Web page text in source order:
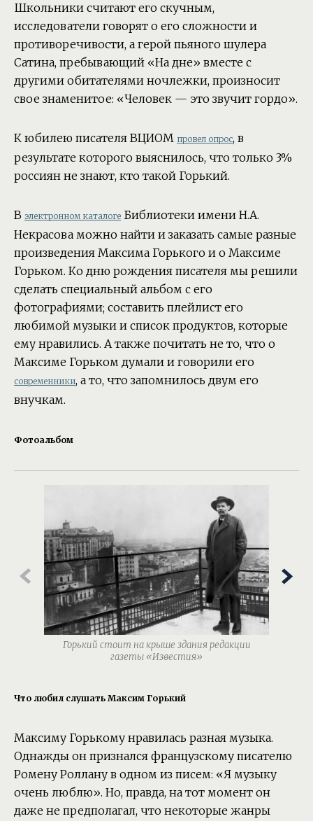
Школьники считают его скучным,
исследователи говорят о его сложности и
противоречивости, а герой пьяного шулера
Сатина, пребывающий «На дне» вместе с
другими обитателями ночлежки, произносит
свое знаменитое: «Человек — это звучит гордо».
К юбилею писателя ВЦИОМ провел опрос, в
результате которого выяснилось, что только 3%
россиян не знают, кто такой Горький.
В электронном каталоге Библиотеки имени Н.А.
Некрасова можно найти и заказать самые разные
произведения Максима Горького и о Максиме
Горьком. Ко дню рождения писателя мы решили
сделать специальный альбом с его
фотографиями; составить плейлист его
любимой музыки и список продуктов, которые
ему нравились. А также почитать не то, что о
Максиме Горьком думали и говорили его
современники, а то, что запомнилось двум его
внучкам.
Фотоальбом
Горький стоит на крыше здания редакции
газеты «Известия»
Что любил слушать Максим Горький
Максиму Горькому нравилась разная музыка.
Однажды он признался французскому писателю
Ромену Роллану в одном из писем: «Я музыку
очень люблю». Но, правда, на тот момент он
даже не предполагал, что некоторые жанры